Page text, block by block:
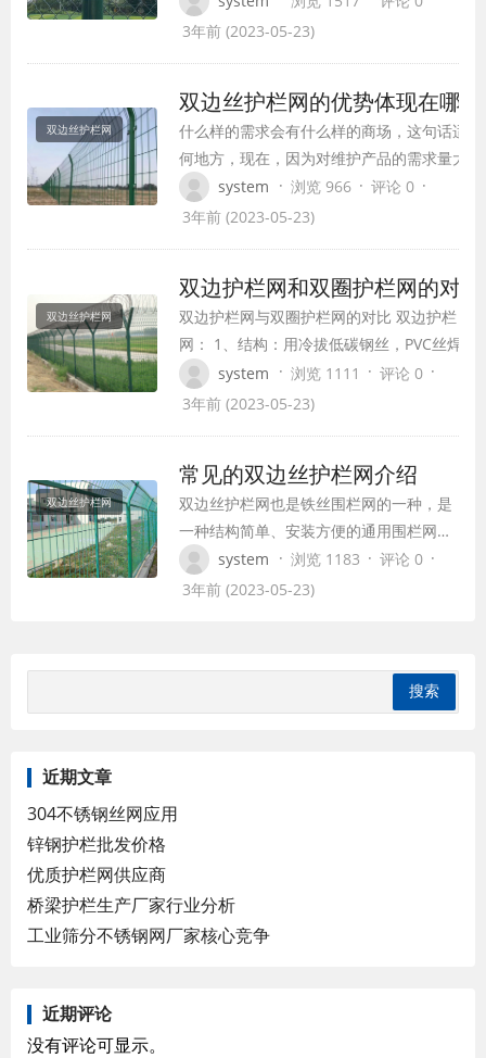
组合类材质等，用途也是非常的广泛，那
用途一般可以分为：隔离护栏、建筑护
栏、市政护栏、交通护栏、机场护栏等
等。护栏的材…
3年前 (2023-05-23)
双边丝护栏网
双边丝护栏网的优势体现在哪
什么样的需求会有什么样的商场，这句话适
何地方，现在，因为对维护产品的需求量大
产品商场现已逐渐开展起来，并且开展很好
商场需求的成果。现在商场上许多消费者都
种阻隔网。这一区域运用了许多双方线护…
system · 浏览 966 · 评论 0 ·
3年前 (2023-05-23)
双边丝护栏网
双边护栏网和双圈护栏网的对比
双边护栏网与双圈护栏网的对比 双边护栏
网： 1、结构：用冷拔低碳钢丝，PVC丝焊接
成的隔离护栏网产品，用连接附件与钢管支柱
固定。 2、编织及特点：拧编而成，牢固，美
亮、轻松的特点的护栏网产品，主要用于市政
绿地、园林花坛…
system · 浏览 1111 · 评论 0 ·
3年前 (2023-05-23)
双边丝护栏网
常见的双边丝护栏网介绍
双边丝护栏网也是铁丝围栏网的一种，是
一种结构简单、安装方便的通用围栏网产
品。该产品采用优质低碳冷拉钢丝焊接而
成，经镀锌、喷涂、浸塑等表面处理工艺
字。正所谓隔行如隔山，只有专业人士才
能对不同结构的护栏网产品进行分类：边
境围栏网、…
system · 浏览 1183 · 评论 0 ·
3年前 (2023-05-23)
近期文章
304不锈钢丝网应用
锌钢护栏批发价格
优质护栏网供应商
桥梁护栏生产厂家行业分析
工业筛分不锈钢网厂家核心竞争
近期评论
没有评论可显示。